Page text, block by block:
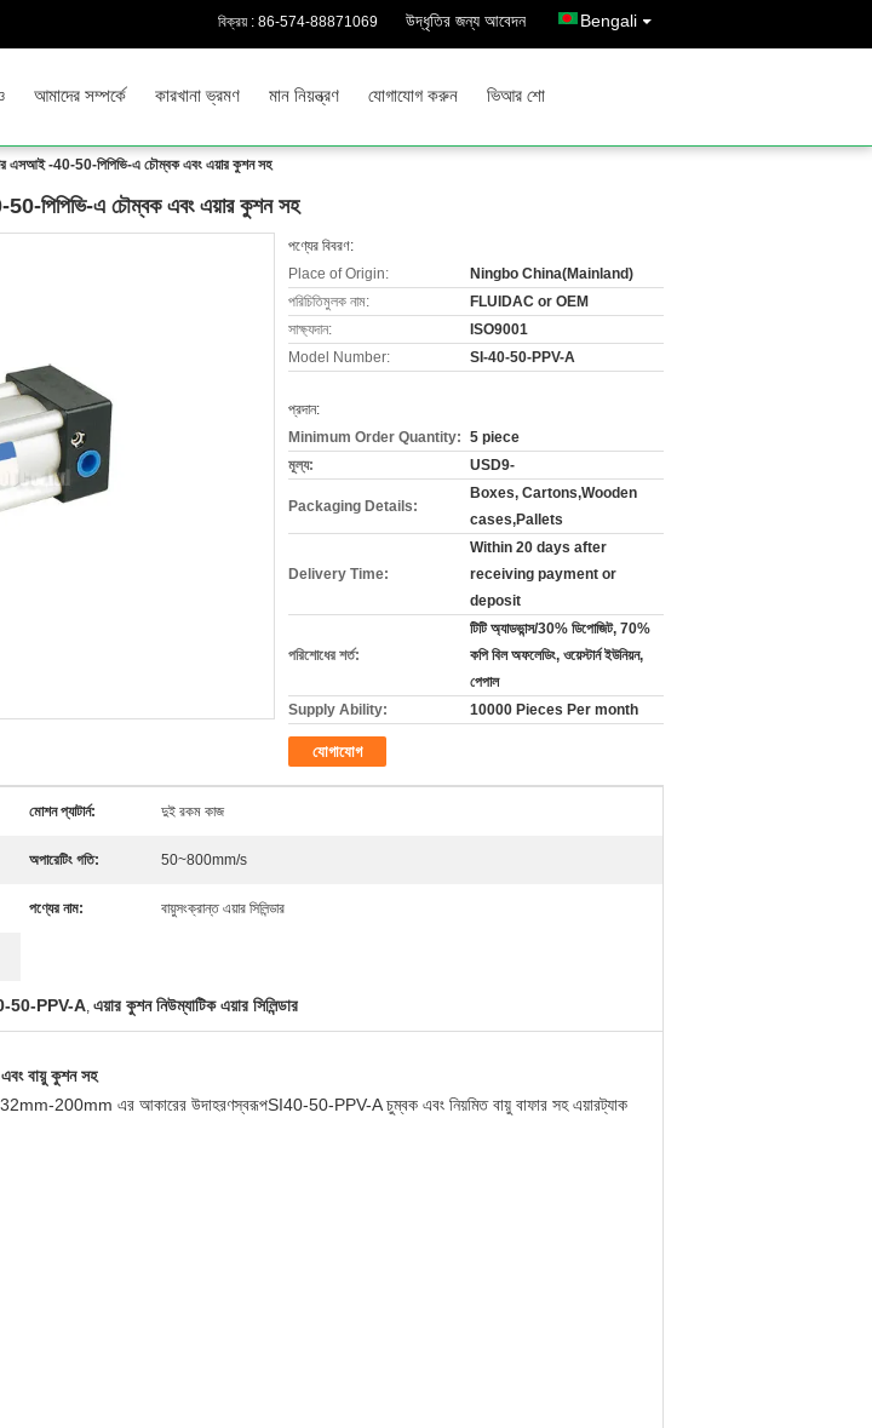
বিক্রয় : 86-574-88871069 উদ্ধৃতির জন্য আবেদন Bengali
আমাদের সম্পর্কে কারখানা ভ্রমণ মান নিয়ন্ত্রণ যোগাযোগ করুন ভিআর শো
এসআই -40-50-পিপিভি-এ চৌম্বক এবং এয়ার কুশন সহ
পিপিভি-এ চৌম্বক এবং এয়ার কুশন সহ
পণ্যের বিবরণ:
Place of Origin:
Ningbo China(Mainland)
পরিচিতিমুলক নাম:
FLUIDAC or OEM
সাক্ষ্যদান:
ISO9001
Model Number:
SI-40-50-PPV-A
প্রদান:
Minimum Order Quantity: 5 piece
মূল্য:
USD9-
Packaging Details:
Boxes, Cartons,Wooden
cases,Pallets
Delivery Time:
Within 20 days after
receiving payment or
deposit
পরিশোধের শর্ত:
টিটি অ্যাডভান্স/30% ডিপোজিট, 70%
কপি বিল অফলেডিং, ওয়েস্টার্ন ইউনিয়ন,
পেপাল
Supply Ability:
10000 Pieces Per month
যোগাযোগ
মোশন প্যাটার্ন: দুই রকম কাজ
অপারেটিং গতি: 50~800mm/s
পণ্যের নাম: বায়ুসংক্রান্ত এয়ার সিলিন্ডার
40-50-PPV-A, এয়ার কুশন নিউম্যাটিক এয়ার সিলিন্ডার
বায়ু কুশন সহ
32mm-200mm এর আকারের উদাহরণস্বরূপSI40-50-PPV-A চুম্বক এবং নিয়মিত বায়ু বাফার সহ এয়ারট্যাক